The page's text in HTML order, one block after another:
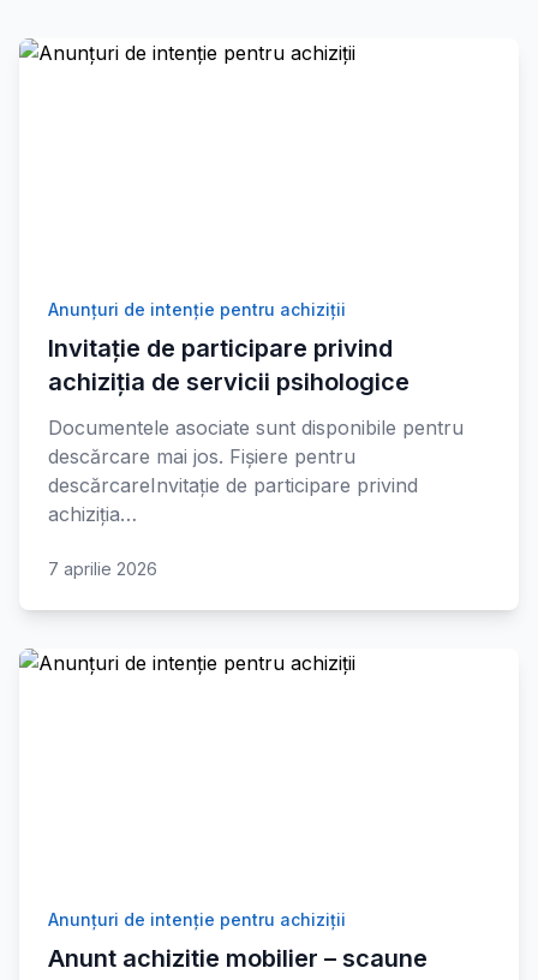
Anunțuri de intenție pentru achiziții
Invitație de participare privind
achiziția de servicii psihologice
Documentele asociate sunt disponibile pentru
descărcare mai jos. Fișiere pentru
descărcareInvitație de participare privind
achiziția…
7 aprilie 2026
Anunțuri de intenție pentru achiziții
Anunt achizitie mobilier – scaune